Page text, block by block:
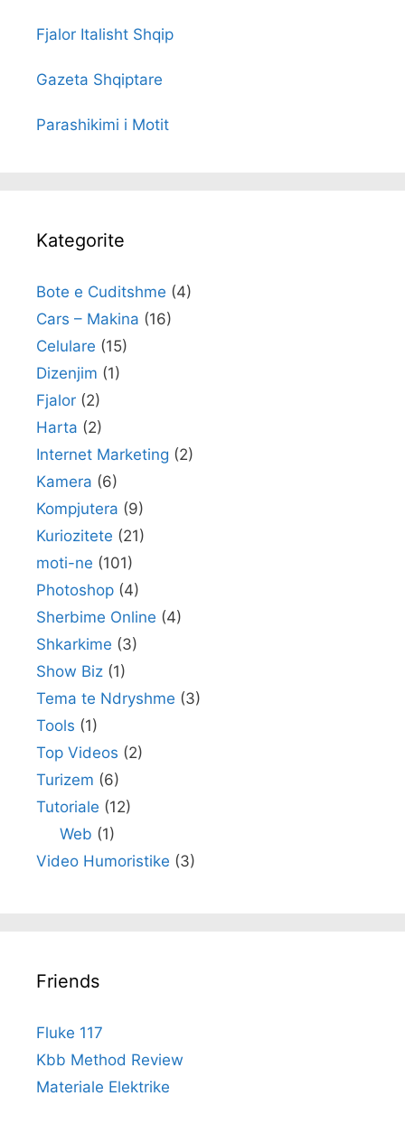
Fjalor Italisht Shqip
Gazeta Shqiptare
Parashikimi i Motit
Kategorite
Bote e Cuditshme (4)
Cars – Makina (16)
Celulare (15)
Dizenjim (1)
Fjalor (2)
Harta (2)
Internet Marketing (2)
Kamera (6)
Kompjutera (9)
Kuriozitete (21)
moti-ne (101)
Photoshop (4)
Sherbime Online (4)
Shkarkime (3)
Show Biz (1)
Tema te Ndryshme (3)
Tools (1)
Top Videos (2)
Turizem (6)
Tutoriale (12)
Web (1)
Video Humoristike (3)
Friends
Fluke 117
Kbb Method Review
Materiale Elektrike